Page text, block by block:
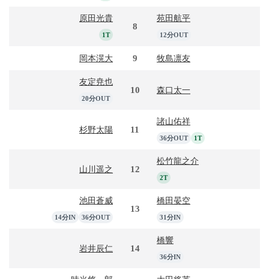
原田光貴
1T
8
苑田航平
12分OUT
岡本滉大 9 牧島凛友
友定尭也
20分OUT
10 森口太一
杉野太陽 11
諸山佑祥
36分OUT 1T
山川遥之 12
松竹龍之介
2T
池田蒼威
14分IN 36分OUT
13
橋田晏空
31分IN
岩井辰仁 14
橋響
36分IN